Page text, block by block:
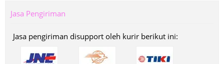
Jasa Pengiriman
Jasa pengiriman disupport oleh kurir berikut ini: